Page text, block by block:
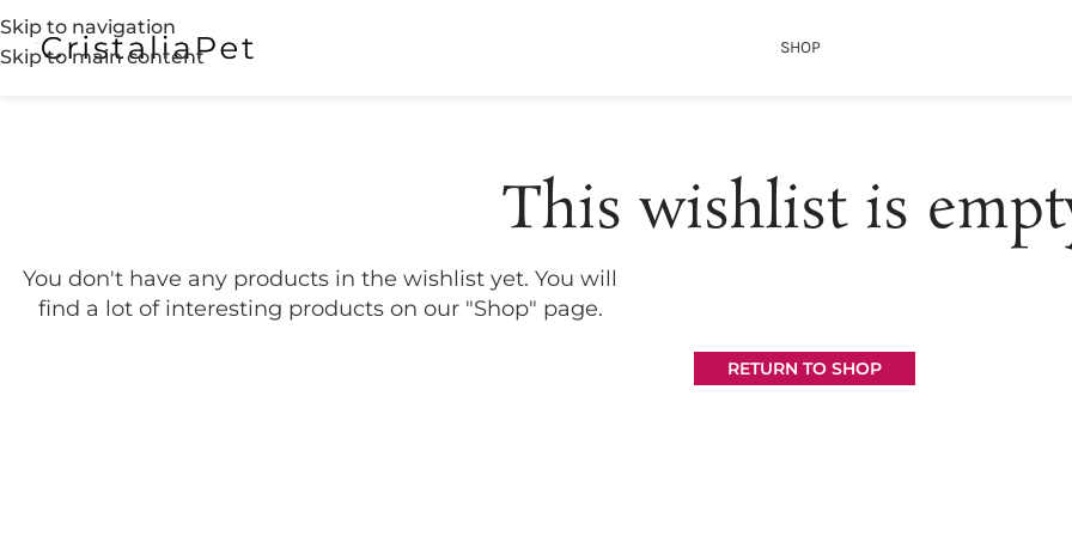
Skip to navigation
Skip to main content
SHOP
This wishlist is
You don't have any products in the wishlist yet. You will
find a lot of interesting products on our "Shop" page.
RETURN TO SHOP